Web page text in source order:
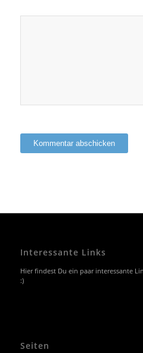
Interessante Links
Hier findest Du ein paar interessante
:)
Seiten